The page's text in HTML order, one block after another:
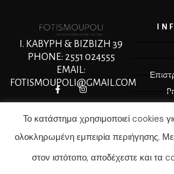
Ι. ΚΑΒΥΡΗ & ΒΙΖΒΙΖΗ 39
PHONE: 2551 024555
EMAIL:
FOTISMOUPOLI@GMAIL.COM
© COPYRIGHT 2025
Το κατάστημα χρησιμοποιεί cookies
ολοκληρωμένη εμπειρία περιήγησης.
στον ιστότοπο, αποδέχεστε και τα